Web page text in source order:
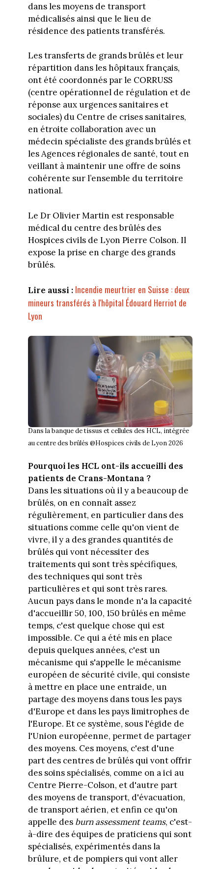
dans les moyens de transport
médicalisés ainsi que le lieu de
résidence des patients transférés.
Les transferts de grands brûlés et leur
répartition dans les hôpitaux français,
ont été coordonnés par le CORRUSS
(centre opérationnel de régulation et de
réponse aux urgences sanitaires et
sociales) du Centre de crises sanitaires,
en étroite collaboration avec un
médecin spécialiste des grands brûlés et
les Agences régionales de santé, tout en
veillant à maintenir une offre de soins
cohérente sur l’ensemble du territoire
national.
Le Dr Olivier Martin est responsable
médical du centre des brûlés des
Hospices civils de Lyon Pierre Colson. Il
expose la prise en charge des grands
brûlés.
Lire aussi : Incendie meurtrier en Suisse : deux
mineurs transférés à l'hôpital Édouard Herriot de
Lyon
Dans la banque de tissus et cellules des HCL, intégrée
au centre des brûlés @Hospices civils de Lyon 2026
Pourquoi les HCL ont-ils accueilli des
patients de Crans-Montana ?
Dans les situations où il y a beaucoup de
brûlés, on en connaît assez
régulièrement, en particulier dans des
situations comme celle qu'on vient de
vivre, il y a des grandes quantités de
brûlés qui vont nécessiter des
traitements qui sont très spécifiques,
des techniques qui sont très
particulières et qui sont très rares.
Aucun pays dans le monde n'a la capacité
d'accueillir 50, 100, 150 brûlés en même
temps, c'est quelque chose qui est
impossible. Ce qui a été mis en place
depuis quelques années, c'est un
mécanisme qui s'appelle le mécanisme
européen de sécurité civile, qui consiste
à mettre en place une entraide, un
partage des moyens dans tous les pays
d'Europe et dans les pays limitrophes de
l'Europe. Et ce système, sous l'égide de
l'Union européenne, permet de partager
des moyens. Ces moyens, c'est d'une
part des centres de brûlés qui vont offrir
des soins spécialisés, comme on a ici au
Centre Pierre-Colson, et d'autre part
des moyens de transport, d'évacuation,
de transport aérien, et enfin ce qu'on
appelle des burn assessment teams, c'est-
à-dire des équipes de praticiens qui sont
spécialisés, expérimentés dans la
brûlure, et de pompiers qui vont aller